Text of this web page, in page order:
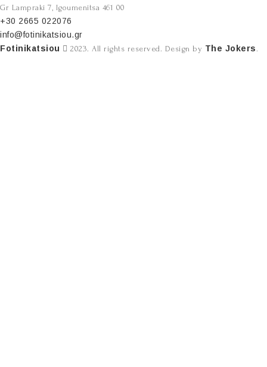
Gr Lampraki 7, Igoumenitsa 461 00
+30 2665 022076
info@fotinikatsiou.gr
Fotinikatsiou
2023. All rights reserved. Design by The Jokers .